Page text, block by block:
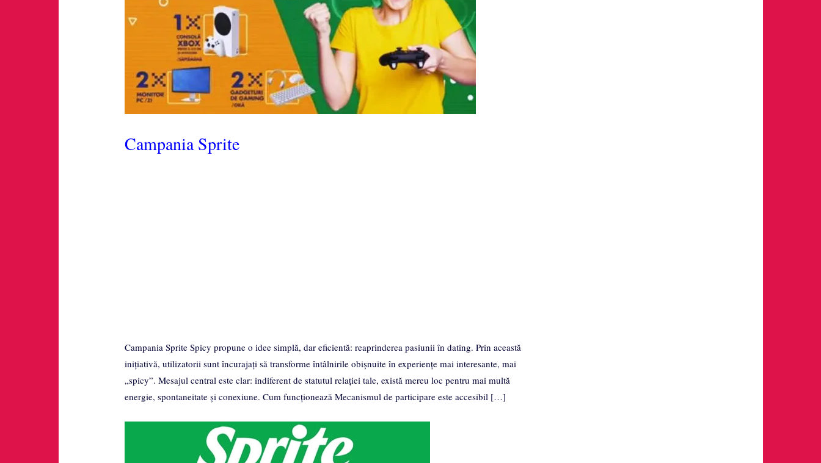
Campania Sprite
Campania Sprite Spicy propune o idee simplă, dar eficientă: reaprinderea pasiunii în dating. Prin această
inițiativă, utilizatorii sunt încurajați să transforme întâlnirile obișnuite în experiențe mai interesante, mai
„spicy”. Mesajul central este clar: indiferent de statutul relației tale, există mereu loc pentru mai multă
energie, spontaneitate și conexiune. Cum funcționează Mecanismul de participare este accesibil […]